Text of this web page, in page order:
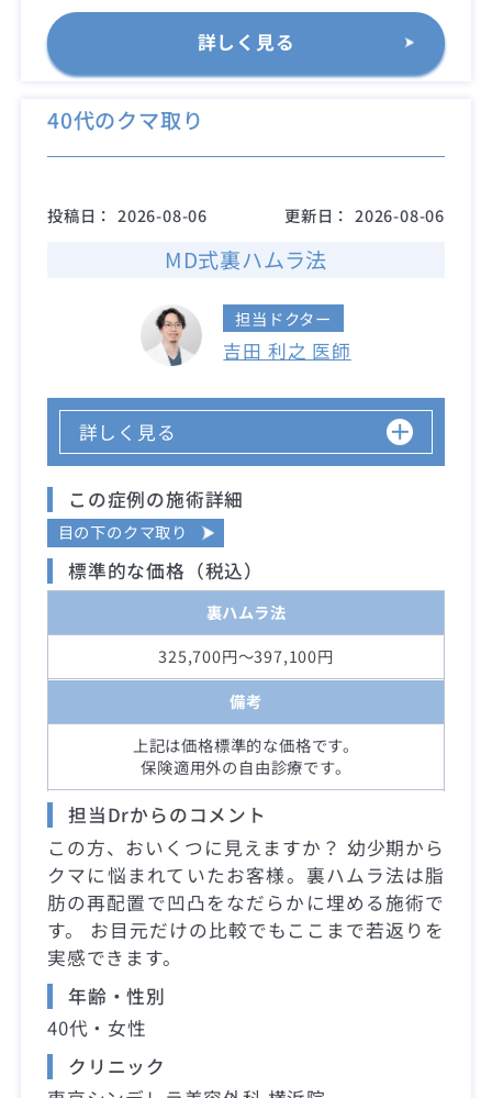
詳しく見る
40代のクマ取り
投稿日： 2026-08-06 更新日： 2026-08-06
MD式裏ハムラ法
担当ドクター
吉田 利之 医師
詳しく見る
この症例の施術詳細
目の下のクマ取り
標準的な価格（税込）
裏ハムラ法
325,700円～397,100円
備考
上記は価格標準的な価格です。
保険適用外の自由診療です。
担当Drからのコメント
この方、おいくつに見えますか？ 幼少期から
クマに悩まれていたお客様。裏ハムラ法は脂
肪の再配置で凹凸をなだらかに埋める施術で
す。 お目元だけの比較でもここまで若返りを
実感できます。
年齢・性別
40代・女性
クリニック